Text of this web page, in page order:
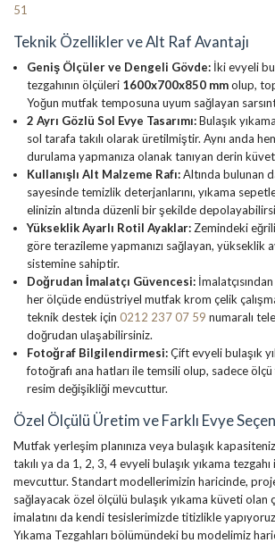
51
Teknik Özellikler ve Alt Raf Avantajı
Geniş Ölçüler ve Dengeli Gövde: İki evyeli
tezgahının ölçüleri 1600x700x850 mmolup,
Yoğun mutfak temposuna uyum sağlayan
2 Ayrı Gözlü Sol Evye Tasarımı:Bulaşık
sol tarafa takılı olarak üretilmiştir. Aynı anda
durulama yapmanıza olanak tanıyan derin küvet
Kullanışlı Alt Malzeme Rafı:Altında bulunan
sayesinde temizlik deterjanlarını, yıkama
elinizin altında düzenli bir şekilde
Yükseklik Ayarlı Rotil Ayaklar: Zemindeki
göre terazileme yapmanızı sağlayan, yükseklik
sistemine sahiptir.
Doğrudan İmalatçı Güvencesi:
her ölçüde endüstriyel mutfak krom çelik
teknik destek için 0212 237 07 59 numaralı
doğrudan ulaşabilirsiniz.
Fotoğraf Bilgilendirmesi:Çift evyeli bulaşık
fotoğrafı ana hatları ile temsili olup, sadece ölçü
resim değişikliği mevcuttur.
Özel Ölçülü Üretim ve Farklı Evye
Mutfak yerleşim planınıza veya bulaşık
takılı ya da 1, 2, 3, 4 evyeli bulaşık yıkama tezgahı
mevcuttur. Standart modellerimizin haricinde,
sağlayacak özel ölçülü bulaşık yıkama küveti olan
imalatını da kendi tesislerimizde titizlikle
Yıkama Tezgahları bölümündeki bu modelimiz